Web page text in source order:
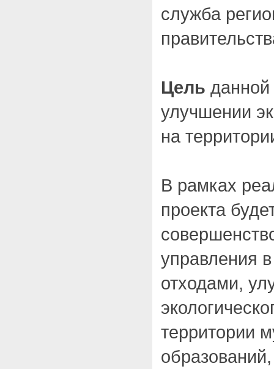
служба
Цель данной
улучшении
на
В рамках
проекта
управления
отходами,
территории